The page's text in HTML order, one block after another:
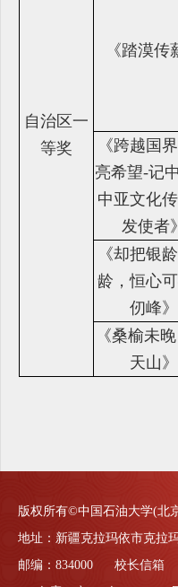
自治区一
等奖
《踏漠传
《跨越国
亮希望-记
中亚文化
发使者》
《却把银
龄，恒心
仞峰》
《桑榆未
天山》
版权所有©中国石油大学(北
地址：新疆克拉玛依市克拉
邮编：834000 校长信箱